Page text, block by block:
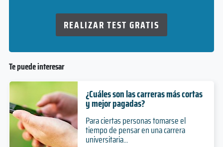
REALIZAR TEST GRATIS
Te puede interesar
¿Cuáles son las carreras más cortas
y mejor pagadas?
Para ciertas personas tomarse el
tiempo de pensar en una carrera
universitaria...